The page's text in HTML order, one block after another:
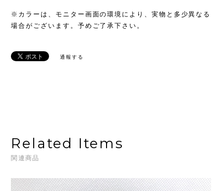
※カラーは、モニター画面の環境により、実物と多少異なる
場合がございます。予めご了承下さい。
通報する
Related Items
関連商品